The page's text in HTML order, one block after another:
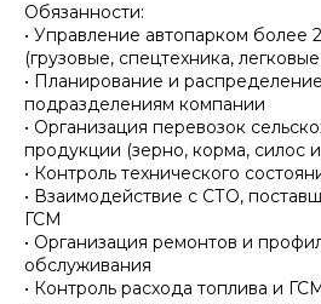
Обязанности:
• Управление автопарком более
(грузовые, спецтехника,
• Планирование и
подразделениям компании
• Организация перевозок
продукции (зерно, корма, силос
• Контроль технического
• Взаимодействие с СТО,
ГСМ
• Организация ремонтов и
обслуживания
• Контроль расхода топлива и